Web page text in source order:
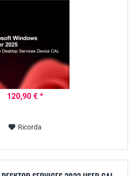
120,90 € *
Ricorda